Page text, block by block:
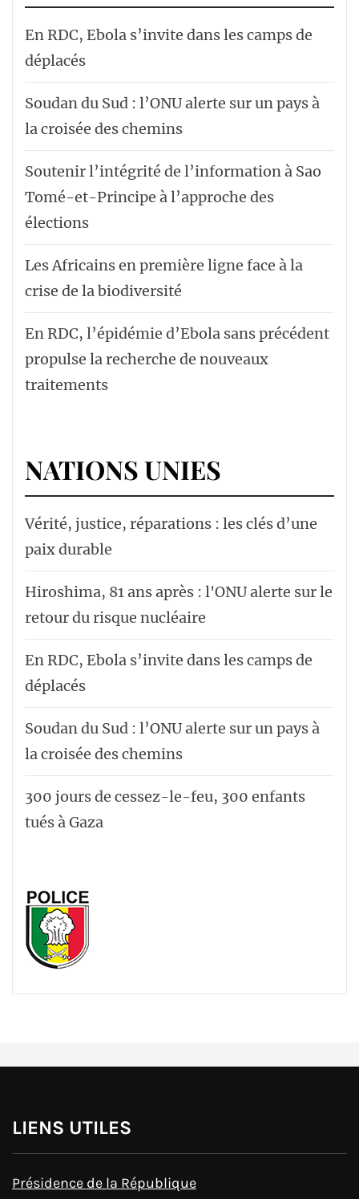
En RDC, Ebola s’invite dans les camps de
déplacés
Soudan du Sud : l’ONU alerte sur un pays à
la croisée des chemins
Soutenir l’intégrité de l’information à Sao
Tomé-et-Principe à l’approche des
élections
Les Africains en première ligne face à la
crise de la biodiversité
En RDC, l’épidémie d’Ebola sans précédent
propulse la recherche de nouveaux
traitements
NATIONS UNIES
Vérité, justice, réparations : les clés d’une
paix durable
Hiroshima, 81 ans après : l'ONU alerte sur le
retour du risque nucléaire
En RDC, Ebola s’invite dans les camps de
déplacés
Soudan du Sud : l’ONU alerte sur un pays à
la croisée des chemins
300 jours de cessez-le-feu, 300 enfants
tués à Gaza
LIENS UTILES
Présidence de la République